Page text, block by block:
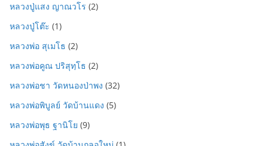
หลวงปู่แสง ญาณวโร (2)
หลวงปู่โต๊ะ (1)
หลวงพ่อ สุเมโธ (2)
หลวงพ่อคูณ ปริสุทฺโธ (2)
หลวงพ่อชา วัดหนองป่าพง (32)
หลวงพ่อพิบูลย์ วัดบ้านแดง (5)
หลวงพ่อพุธ ฐานิโย (9)